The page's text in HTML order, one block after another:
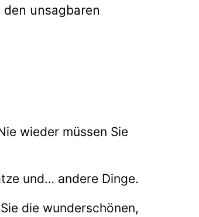
unsagbaren
wieder müssen Sie
und… andere Dinge.
die wunderschönen,